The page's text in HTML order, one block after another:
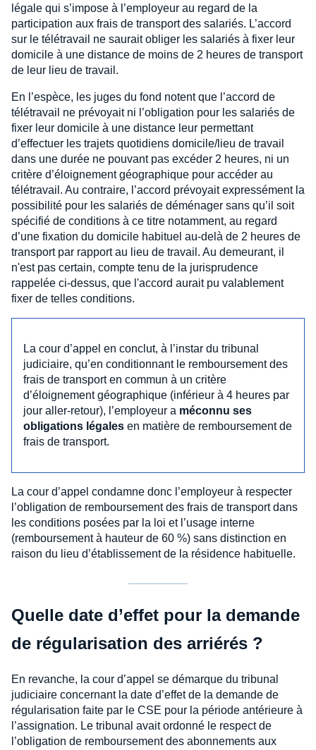
légale qui s’impose à l’employeur au regard de la
participation aux frais de transport des salariés. L’accord
sur le télétravail ne saurait obliger les salariés à fixer leur
domicile à une distance de moins de 2 heures de transport
de leur lieu de travail.
En l’espèce, les juges du fond notent que l’accord de
télétravail ne prévoyait ni l’obligation pour les salariés de
fixer leur domicile à une distance leur permettant
d’effectuer les trajets quotidiens domicile/lieu de travail
dans une durée ne pouvant pas excéder 2 heures, ni un
critère d’éloignement géographique pour accéder au
télétravail. Au contraire, l’accord prévoyait expressément la
possibilité pour les salariés de déménager sans qu’il soit
spécifié de conditions à ce titre notamment, au regard
d’une fixation du domicile habituel au-delà de 2 heures de
transport par rapport au lieu de travail. Au demeurant, il
n'est pas certain, compte tenu de la jurisprudence
rappelée ci-dessus, que l'accord aurait pu valablement
fixer de telles conditions.
La cour d’appel en conclut, à l’instar du tribunal
judiciaire, qu’en conditionnant le remboursement des
frais de transport en commun à un critère
d’éloignement géographique (inférieur à 4 heures par
jour aller-retour), l’employeur a méconnu ses
obligations légales en matière de remboursement de
frais de transport.
La cour d’appel condamne donc l’employeur à respecter
l’obligation de remboursement des frais de transport dans
les conditions posées par la loi et l’usage interne
(remboursement à hauteur de 60 %) sans distinction en
raison du lieu d’établissement de la résidence habituelle.
Quelle date d’effet pour la demande
de régularisation des arriérés ?
En revanche, la cour d’appel se démarque du tribunal
judiciaire concernant la date d’effet de la demande de
régularisation faite par le CSE pour la période antérieure à
l’assignation. Le tribunal avait ordonné le respect de
l’obligation de remboursement des abonnements aux